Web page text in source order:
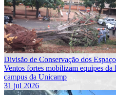
Divisão de Conservação dos
Ventos fortes mobilizam equipes
campus da Unicamp
31 jul 2026